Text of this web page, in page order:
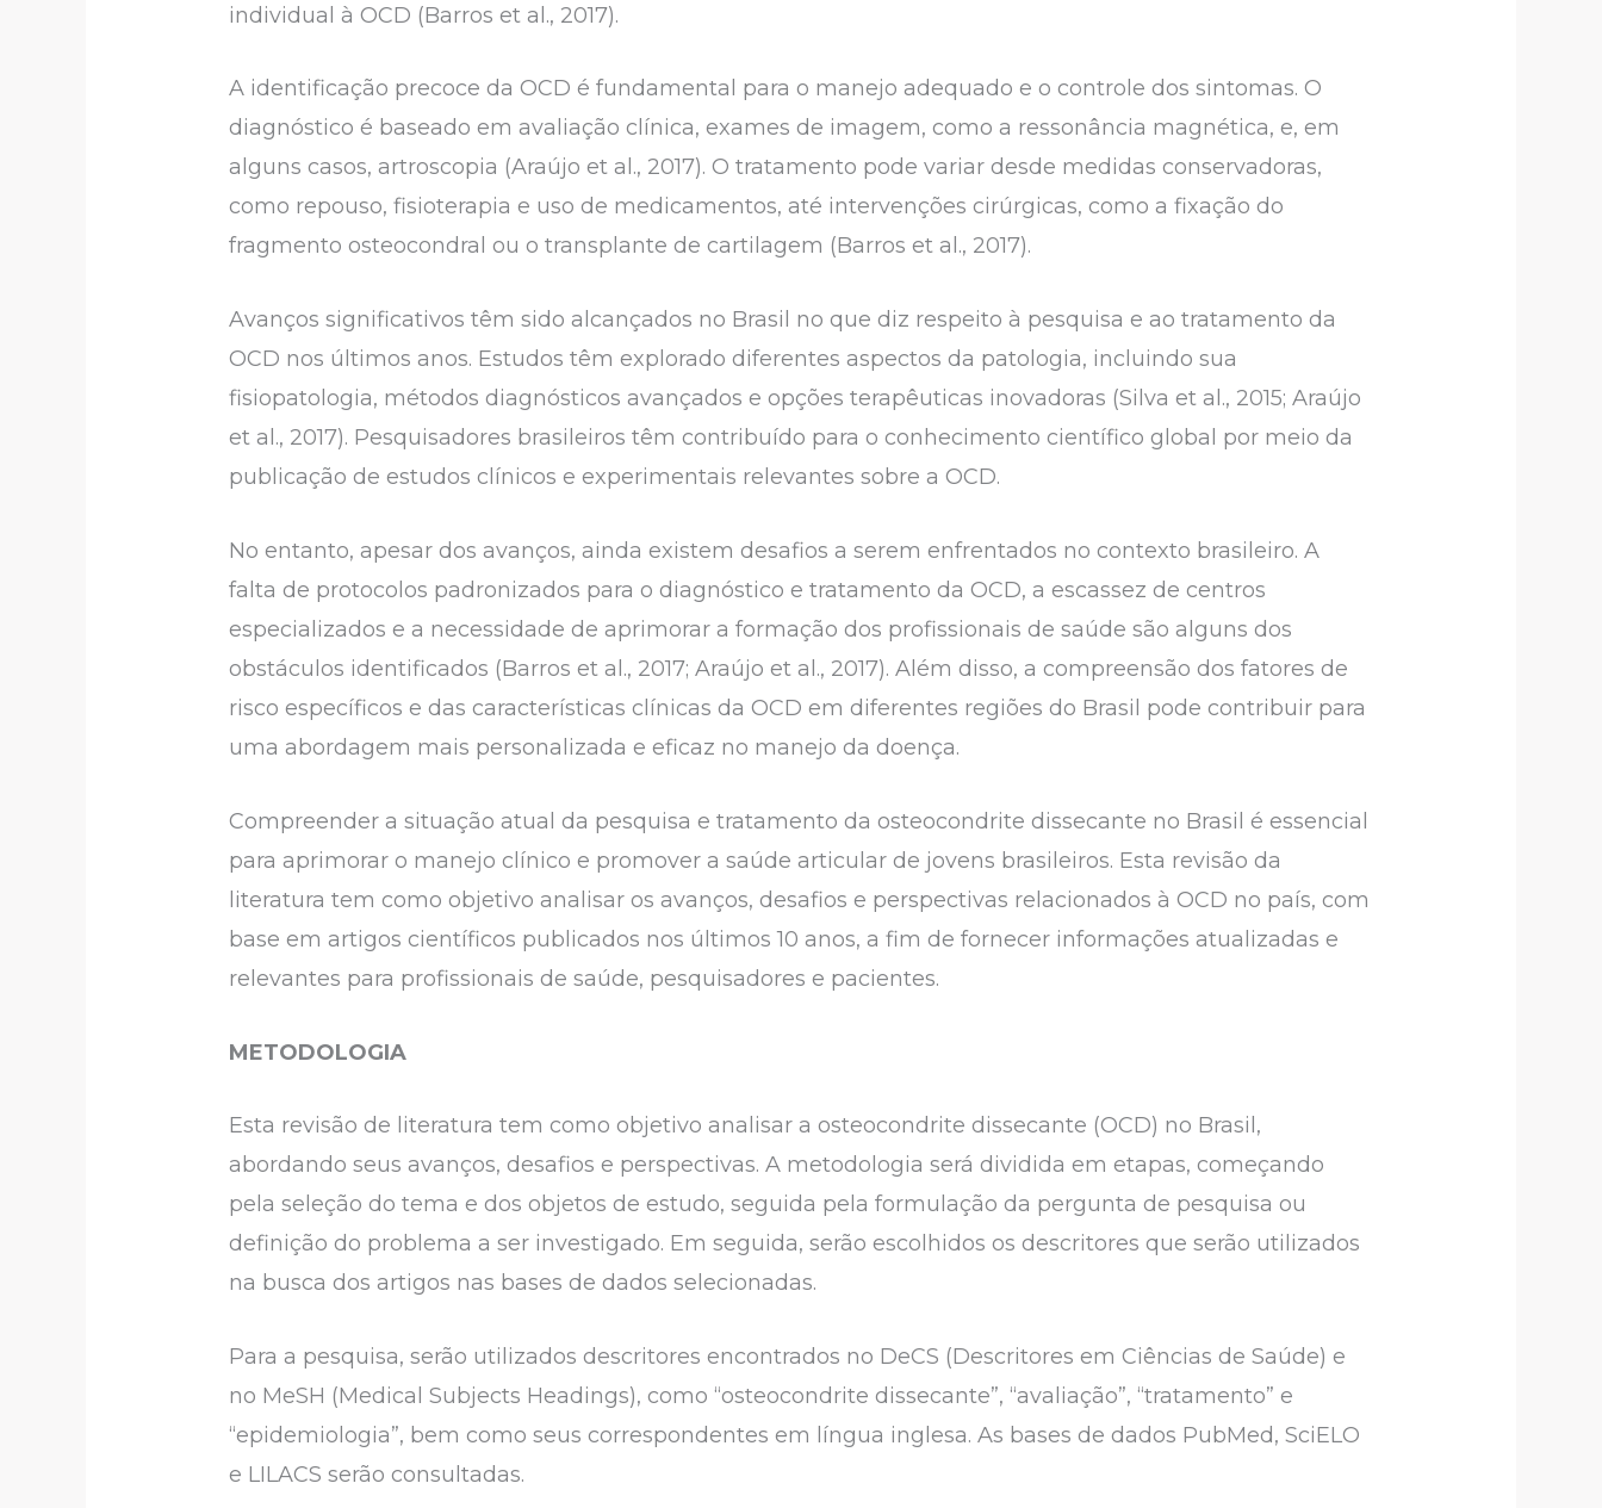
individual à OCD (Barros et al., 2017).
A identificação precoce da OCD é fundamental para o manejo adequado e o controle dos sintomas. O
diagnóstico é baseado em avaliação clínica, exames de imagem, como a ressonância magnética, e, em
alguns casos, artroscopia (Araújo et al., 2017). O tratamento pode variar desde medidas conservadoras,
como repouso, fisioterapia e uso de medicamentos, até intervenções cirúrgicas, como a fixação do
fragmento osteocondral ou o transplante de cartilagem (Barros et al., 2017).
Avanços significativos têm sido alcançados no Brasil no que diz respeito à pesquisa e ao tratamento da
OCD nos últimos anos. Estudos têm explorado diferentes aspectos da patologia, incluindo sua
fisiopatologia, métodos diagnósticos avançados e opções terapêuticas inovadoras (Silva et al., 2015; Araújo
et al., 2017). Pesquisadores brasileiros têm contribuído para o conhecimento científico global por meio da
publicação de estudos clínicos e experimentais relevantes sobre a OCD.
No entanto, apesar dos avanços, ainda existem desafios a serem enfrentados no contexto brasileiro. A
falta de protocolos padronizados para o diagnóstico e tratamento da OCD, a escassez de centros
especializados e a necessidade de aprimorar a formação dos profissionais de saúde são alguns dos
obstáculos identificados (Barros et al., 2017; Araújo et al., 2017). Além disso, a compreensão dos fatores de
risco específicos e das características clínicas da OCD em diferentes regiões do Brasil pode contribuir para
uma abordagem mais personalizada e eficaz no manejo da doença.
Compreender a situação atual da pesquisa e tratamento da osteocondrite dissecante no Brasil é essencial
para aprimorar o manejo clínico e promover a saúde articular de jovens brasileiros. Esta revisão da
literatura tem como objetivo analisar os avanços, desafios e perspectivas relacionados à OCD no país, com
base em artigos científicos publicados nos últimos 10 anos, a fim de fornecer informações atualizadas e
relevantes para profissionais de saúde, pesquisadores e pacientes.
METODOLOGIA
Esta revisão de literatura tem como objetivo analisar a osteocondrite dissecante (OCD) no Brasil,
abordando seus avanços, desafios e perspectivas. A metodologia será dividida em etapas, começando
pela seleção do tema e dos objetos de estudo, seguida pela formulação da pergunta de pesquisa ou
definição do problema a ser investigado. Em seguida, serão escolhidos os descritores que serão utilizados
na busca dos artigos nas bases de dados selecionadas.
Para a pesquisa, serão utilizados descritores encontrados no DeCS (Descritores em Ciências de Saúde) e
no MeSH (Medical Subjects Headings), como “osteocondrite dissecante”, “avaliação”, “tratamento” e
“epidemiologia”, bem como seus correspondentes em língua inglesa. As bases de dados PubMed, SciELO
e LILACS serão consultadas.